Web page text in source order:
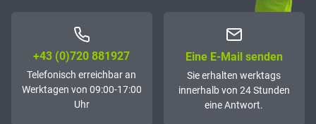
+43 (0)72­0 881927
Telefonisch erreichbar an
Werktagen von 09:00-17:00
Uhr
Eine E-Mail senden
Sie erhalten werktags
innerhalb von 24 Stunden
eine Antwort.